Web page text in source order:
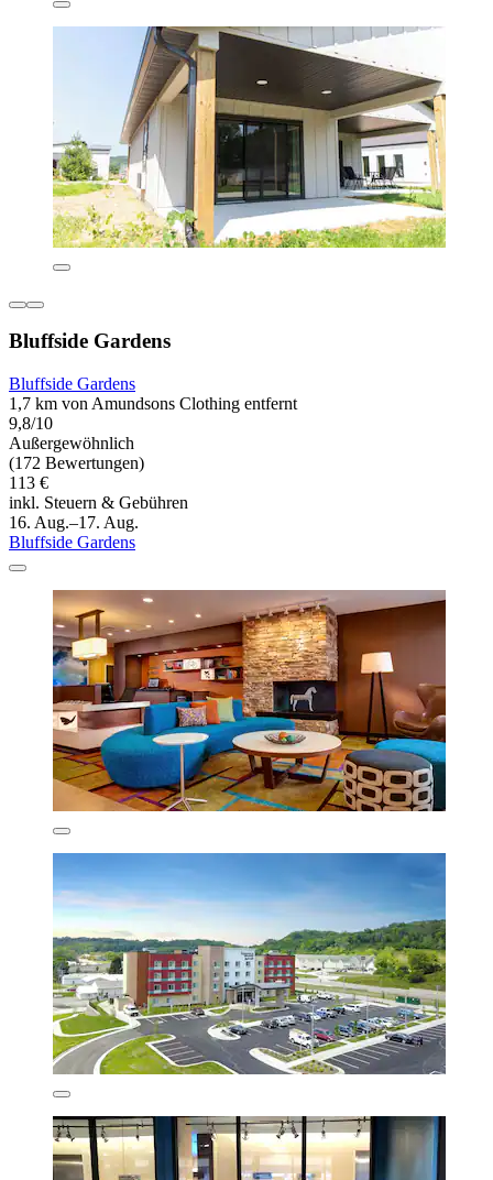
Bluffside Gardens
Bluffside Gardens
1,7 km von Amundsons Clothing entfernt
9,8/10
Außergewöhnlich
(172 Bewertungen)
113 €
inkl. Steuern & Gebühren
16. Aug.–17. Aug.
Bluffside Gardens